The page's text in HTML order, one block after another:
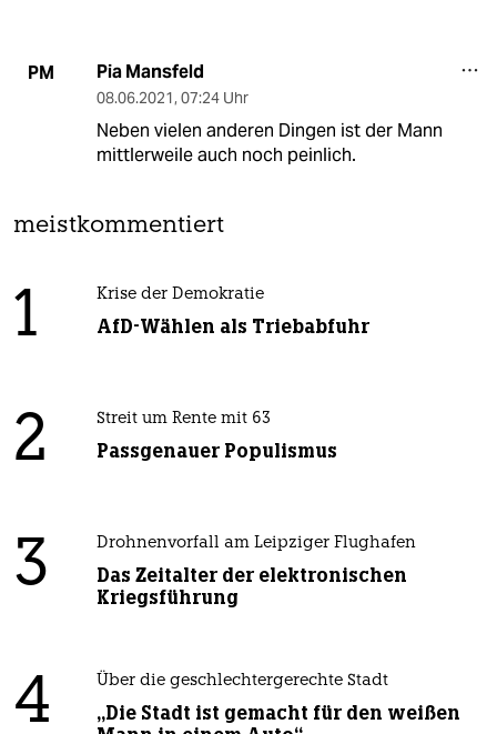
PM Pia Mansfeld
08.06.2021, 07:24 Uhr
Neben vielen anderen Dingen ist der Mann
mittlerweile auch noch peinlich.
meistkommentiert
1 Krise der Demokratie
AfD-Wählen als Triebabfuhr
2 Streit um Rente mit 63
Passgenauer Populismus
3 Drohnenvorfall am Leipziger Flughafen
Das Zeitalter der elektronischen
Kriegsführung
4 Über die geschlechtergerechte Stadt
„Die Stadt ist gemacht für den weißen